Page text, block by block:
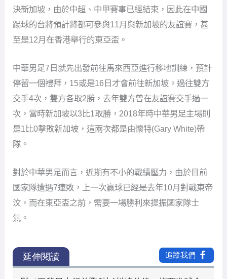
決新加坡，由於中超、中甲賽事已經結束，因此在中國
踢球的台將預計將都可參與11月與新加坡的友誼賽，甚
至是12月在香港舉行的東亞盃。
中華男足7日就先出發前往馬來西亞進行移地訓練，預計
停留一個禮拜，15或是16日才會前往新加坡。過往雙方
交手4次，雙方各取2勝，去年雙方曾在友誼賽交手過一
次，當時新加坡以3比1取勝，2018年時中華男足主場則
是1比0擊敗新加坡，這兩次都是由懷特(Gary White)帶
隊。
對於中華男足而言，近期有不小的戰績壓力，由於目前
國家隊遭遇7連敗，上一次贏球已經是去年10月對戰東帝
汶，而在東亞盃之前，需要一場勝利來提振國家隊士
氣。